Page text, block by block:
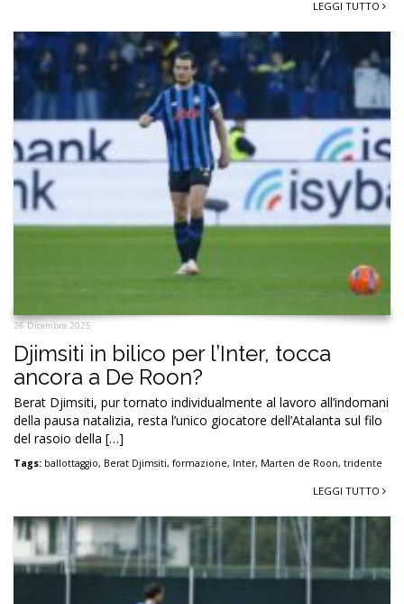
LEGGI TUTTO
26 Dicembre 2025
Djimsiti in bilico per l’Inter, tocca
ancora a De Roon?
Berat Djimsiti, pur tornato individualmente al lavoro all’indomani
della pausa natalizia, resta l’unico giocatore dell’Atalanta sul filo
del rasoio della […]
Tags: ballottaggio, Berat Djimsiti, formazione, Inter, Marten de Roon, tridente
LEGGI TUTTO